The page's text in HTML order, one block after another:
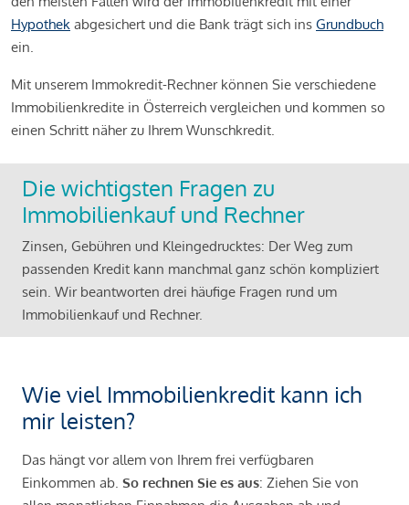
Hypothek abgesichert und die Bank trägt sich ins Grundbuch
ein.
Mit unserem Immokredit-Rechner können Sie verschiedene
Immobilienkredite in Österreich vergleichen und kommen so
einen Schritt näher zu Ihrem Wunschkredit.
Die wichtigsten Fragen zu
Immobilienkauf und Rechner
Zinsen, Gebühren und Kleingedrucktes: Der Weg zum
passenden Kredit kann manchmal ganz schön kompliziert
sein. Wir beantworten drei häufige Fragen rund um
Immobilienkauf und Rechner.
Wie viel Immobilienkredit kann ich
mir leisten?
Das hängt vor allem von Ihrem frei verfügbaren
Einkommen ab. So rechnen Sie es aus: Ziehen Sie von